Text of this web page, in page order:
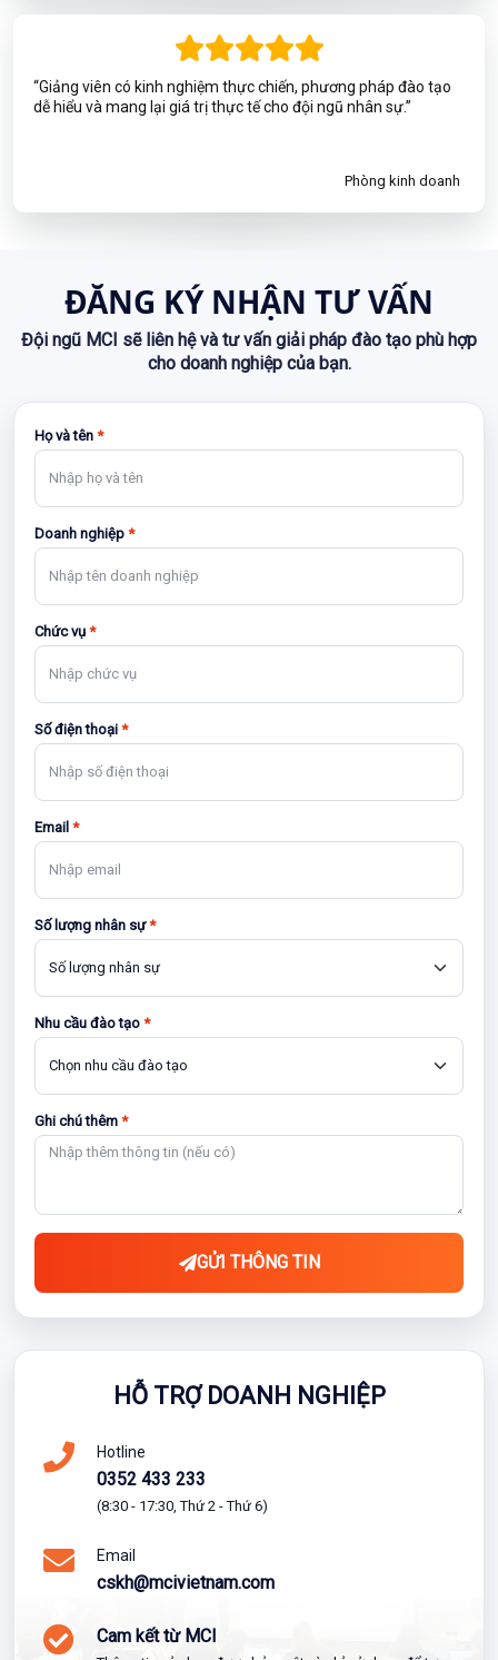
“Giảng viên có kinh nghiệm thực chiến, phương pháp đào tạo
dễ hiểu và mang lại giá trị thực tế cho đội ngũ nhân sự.”
Phòng kinh doanh
ĐĂNG KÝ NHẬN TƯ VẤN
Đội ngũ MCI sẽ liên hệ và tư vấn giải pháp đào tạo phù hợp
cho doanh nghiệp của bạn.
Họ và tên *
Doanh nghiệp *
Chức vụ *
Số điện thoại *
Email *
Số lượng nhân sự*
Nhu cầu đào tạo *
Ghi chú thêm *
GỬI THÔNG TIN
HỖ TRỢ DOANH NGHIỆP
Hotline
0352 433 233
(8:30 - 17:30, Thứ 2 - Thứ 6)
Email
cskh@mcivietnam.com
Cam kết từ MCI